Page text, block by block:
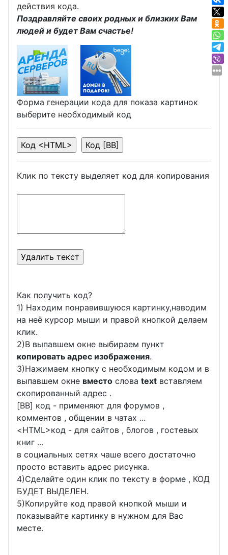
действия кода.
Поздравляйте своих родных и близких Вам
людей и будет Вам счастье!
Форма генерации кода для показа картинок
выберите необходимый код
Клик по тексту выделяет код для копирования
Как получить код?
1) Находим понравившуюся картинку,наводим
на неё курсор мыши и правой кнопкой делаем
клик.
2)В выпавшем окне выбираем пункт
копировать адрес изображения.
3)Нажимаем кнопку с необходимым кодом и в
выпавшем окне вместо слова text вставляем
скопированный адрес .
[BB] код - применяют для форумов ,
комментов , общении в чатах ...
<HTML>код - для сайтов , блогов , гостевых
книг ...
в социальных сетях чаше всего достаточно
просто вставить адрес рисунка.
4)Сделайте один клик по тексту в форме , КОД
БУДЕТ ВЫДЕЛЕН.
5)Копируйте код правой кнопкой мыши и
показывайте картинку в нужном для Вас
месте.